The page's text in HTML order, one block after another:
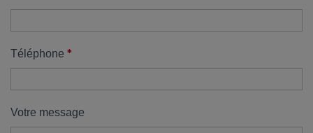
DÉCISION
!
de
démarrage
:
Téléphone *
Votre message